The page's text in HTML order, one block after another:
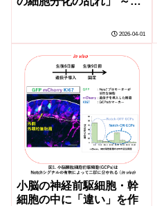
ル」の異常を解明 新たな
出生前医療の可能性を提
示～
2026-04-01
小脳の神経前駆細胞・幹
細胞の中に「違い」を作